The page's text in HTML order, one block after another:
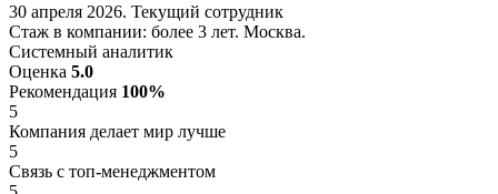
30 апреля 2026. Текущий сотрудник
Стаж в компании: более 3 лет. Москва.
Системный аналитик
Оценка 5.0
Рекомендация 100%
5
Компания делает мир лучше
5
Связь с топ-менеджментом